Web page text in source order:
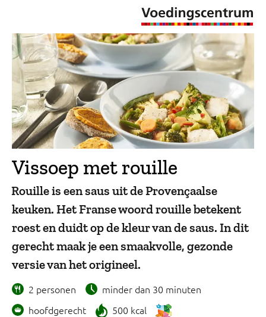
Vissoep met rouille
Rouille is een saus uit de Provençaalse
keuken. Het Franse woord rouille betekent
roest en duidt op de kleur van de saus. In dit
gerecht maak je een smaakvolle, gezonde
versie van het origineel.
2 personen
minder dan 30 minuten
hoofdgerecht
500 kcal